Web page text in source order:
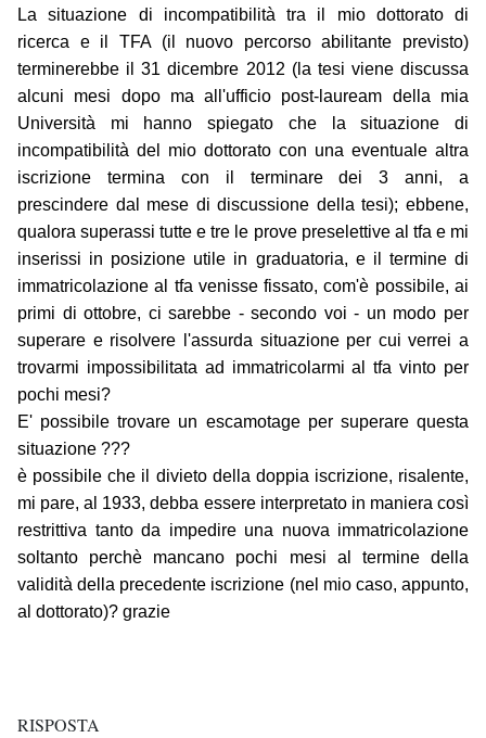
La situazione di incompatibilità tra il mio dottorato di
ricerca e il TFA (il nuovo percorso abilitante previsto)
terminerebbe il 31 dicembre 2012 (la tesi viene discussa
alcuni mesi dopo ma all'ufficio post-lauream della mia
Università mi hanno spiegato che la situazione di
incompatibilità del mio dottorato con una eventuale altra
iscrizione termina con il terminare dei 3 anni, a
prescindere dal mese di discussione della tesi); ebbene,
qualora superassi tutte e tre le prove preselettive al tfa e mi
inserissi in posizione utile in graduatoria, e il termine di
immatricolazione al tfa venisse fissato, com'è possibile, ai
primi di ottobre, ci sarebbe - secondo voi - un modo per
superare e risolvere l'assurda situazione per cui verrei a
trovarmi impossibilitata ad immatricolarmi al tfa vinto per
pochi mesi?
E' possibile trovare un escamotage per superare questa
situazione ???
è possibile che il divieto della doppia iscrizione, risalente,
mi pare, al 1933, debba essere interpretato in maniera così
restrittiva tanto da impedire una nuova immatricolazione
soltanto perchè mancano pochi mesi al termine della
validità della precedente iscrizione (nel mio caso, appunto,
al dottorato)? grazie
RISPOSTA